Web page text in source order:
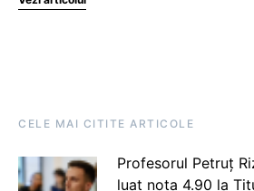
CELE MAI CITITE ARTICOLE
Profesorul Petruț
luat nota 4.90 la